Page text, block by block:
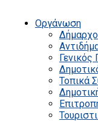
Οργάνωση
Γενικός
Τοπικά